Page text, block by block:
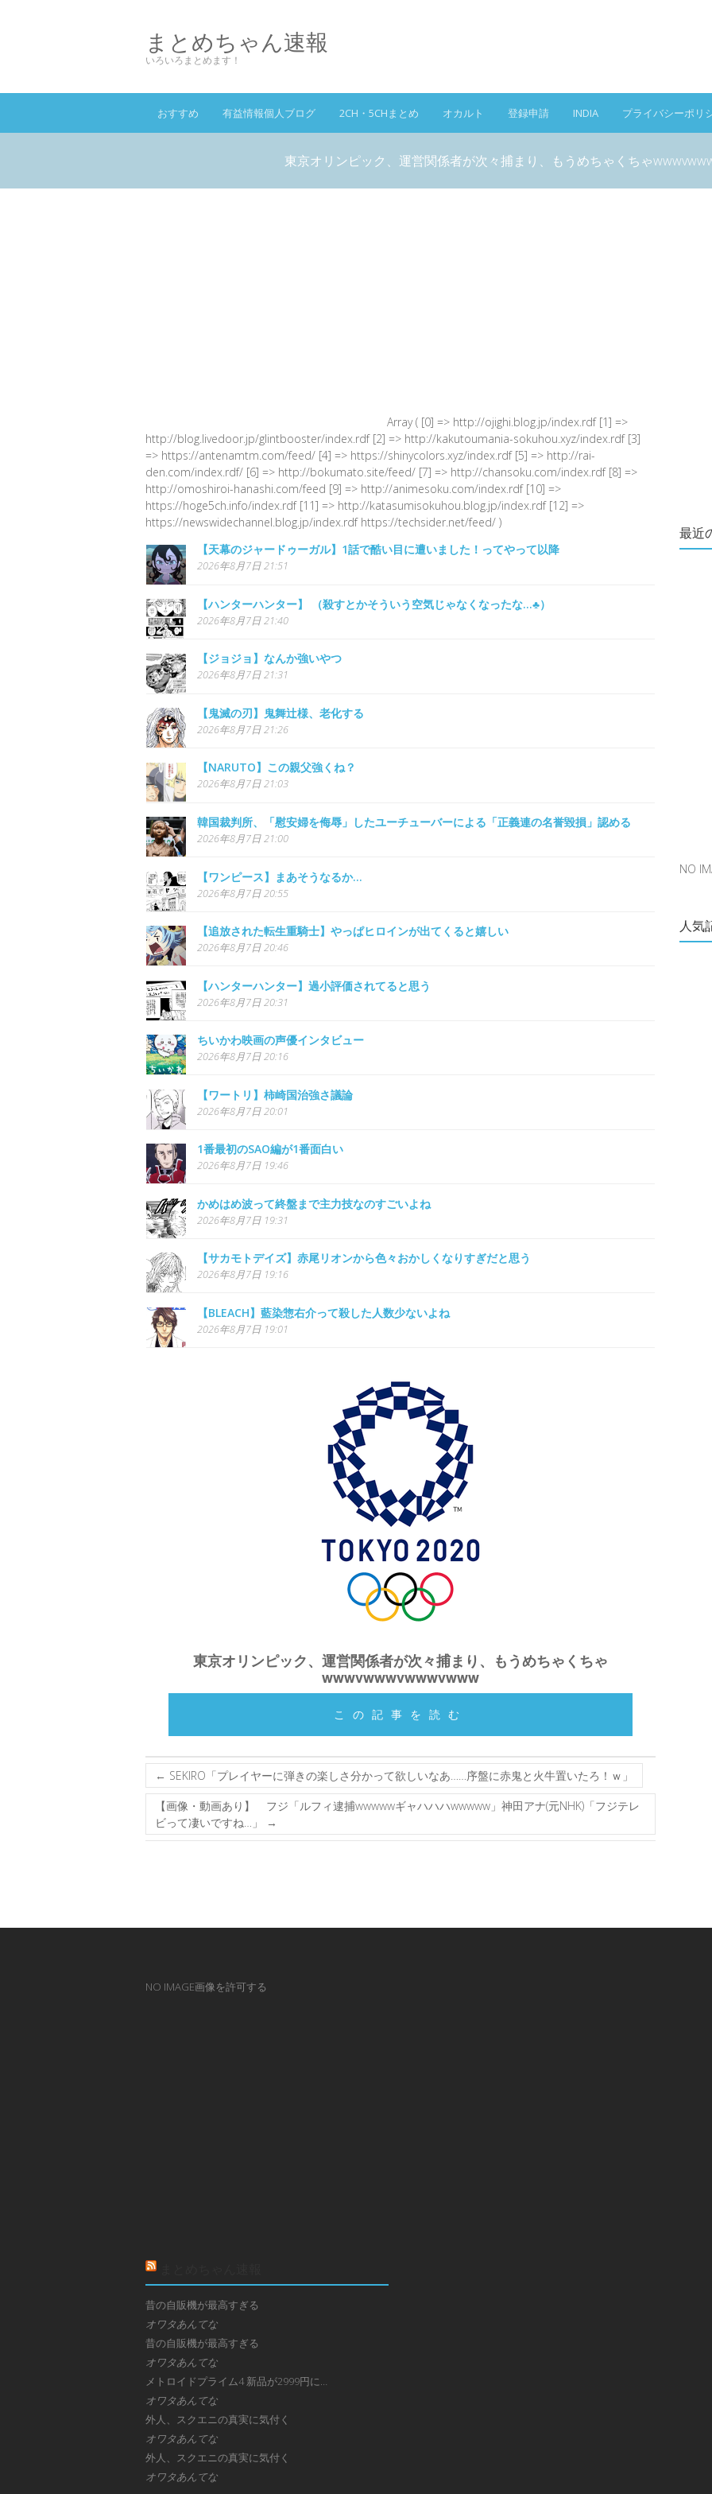
まとめちゃん速報
いろいろまとめます！
おすすめ 有益情報個人ブログ 2CH・5CHまとめ オカルト 登録申請 INDIA プライバシーポリ
東京オリンピック、運営関係者が次々捕まり、もうめちゃくちゃ
Array ( [0] => http://ojighi.blog.jp/index.rdf [1] =>
http://blog.livedoor.jp/glintbooster/index.rdf [2] => http://kakutoumania-sokuhou.xyz/index.rdf [3]
=> https://antenamtm.com/feed/ [4] => https://shinycolors.xyz/index.rdf [5] => http://rai-
den.com/index.rdf/ [6] => http://bokumato.site/feed/ [7] => http://chansoku.com/index.rdf [8] =>
http://omoshiroi-hanashi.com/feed [9] => http://animesoku.com/index.rdf [10] =>
https://hoge5ch.info/index.rdf [11] => http://katasumisokuhou.blog.jp/index.rdf [12] =>
https://newswidechannel.blog.jp/index.rdf https://techsider.net/feed/ )
【天幕のジャードゥーガル】1話で酷い目に遭いました！ってやって以降
2026年8月7日 21:51
【ハンターハンター】 （殺すとかそういう空気じゃなくなったな…♣）
2026年8月7日 21:40
【ジョジョ】なんか強いやつ
2026年8月7日 21:31
【鬼滅の刃】鬼舞辻様、老化する
2026年8月7日 21:26
【NARUTO】この親父強くね？
2026年8月7日 21:03
韓国裁判所、「慰安婦を侮辱」したユーチューバーによる「正義連の名誉毀損」認める
2026年8月7日 21:00
【ワンピース】まあそうなるか…
2026年8月7日 20:55
【追放された転生重騎士】やっぱヒロインが出てくると嬉しい
2026年8月7日 20:46
【ハンターハンター】過小評価されてると思う
2026年8月7日 20:31
ちいかわ映画の声優インタビュー
2026年8月7日 20:16
【ワートリ】柿崎国治強さ議論
2026年8月7日 20:01
1番最初のSAO編が1番面白い
2026年8月7日 19:46
かめはめ波って終盤まで主力技なのすごいよね
2026年8月7日 19:31
【サカモトデイズ】赤尾リオンから色々おかしくなりすぎだと思う
2026年8月7日 19:16
【BLEACH】藍染惣右介って殺した人数少ないよね
2026年8月7日 19:01
東京オリンピック、運営関係者が次々捕まり、もうめちゃくちゃ
wwwvwwwvwwwvwww
この記事を読む
← SEKIRO「プレイヤーに弾きの楽しさ分かって欲しいなあ……序盤に赤鬼と火牛置いたろ！ｗ」
【画像・動画あり】 フジ「ルフィ逮捕wwwwwギャハハハwwwww」神田アナ(元NHK)「フジテレ
ビって凄いですね…」
→
最近
NO
人気
NO IMAGE画像を許可する
昔の自販機が最高すぎる
オワタあんてな
昔の自販機が最高すぎる
オワタあんてな
メトロイドプライム4 新品が2999円に…
オワタあんてな
外人、スクエニの真実に気付く
オワタあんてな
外人、スクエニの真実に気付く
オワタあんてな